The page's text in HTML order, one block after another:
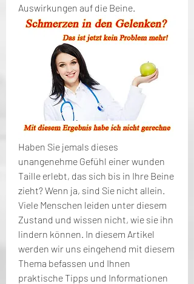
Auswirkungen auf die Beine.
Haben Sie jemals dieses
unangenehme Gefühl einer wunden
Taille erlebt, das sich bis in Ihre Beine
zieht? Wenn ja, sind Sie nicht allein.
Viele Menschen leiden unter diesem
Zustand und wissen nicht, wie sie ihn
lindern können. In diesem Artikel
werden wir uns eingehend mit diesem
Thema befassen und Ihnen
praktische Tipps und Informationen